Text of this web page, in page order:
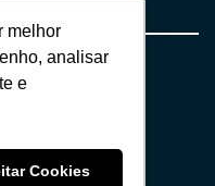
melhor
analisar
e
Cookies